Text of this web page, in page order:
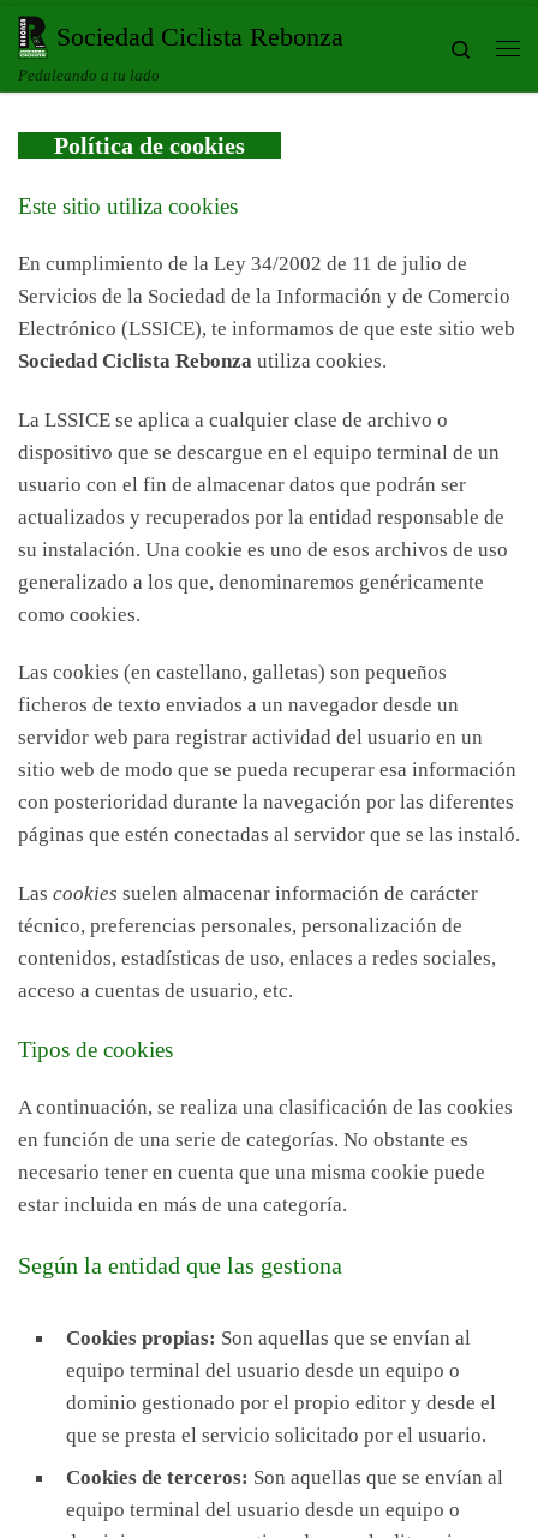
Saltar al contenido
Sociedad Ciclista Rebonza
Pedaleando a tu lado
Search
Política de cookies
Este sitio utiliza cookies
En cumplimiento de la Ley 34/2002 de 11 de julio de
Servicios de la Sociedad de la Información y de Comercio
Electrónico (LSSICE), te informamos de que este sitio web
Sociedad Ciclista Rebonza utiliza cookies.
La LSSICE se aplica a cualquier clase de archivo o
dispositivo que se descargue en el equipo terminal de un
usuario con el fin de almacenar datos que podrán ser
actualizados y recuperados por la entidad responsable de
su instalación. Una cookie es uno de esos archivos de uso
generalizado a los que, denominaremos genéricamente
como cookies.
Las cookies (en castellano, galletas) son pequeños
ficheros de texto enviados a un navegador desde un
servidor web para registrar actividad del usuario en un
sitio web de modo que se pueda recuperar esa información
con posterioridad durante la navegación por las diferentes
páginas que estén conectadas al servidor que se las instaló.
Las cookies suelen almacenar información de carácter
técnico, preferencias personales, personalización de
contenidos, estadísticas de uso, enlaces a redes sociales,
acceso a cuentas de usuario, etc.
Tipos de cookies
A continuación, se realiza una clasificación de las cookies
en función de una serie de categorías. No obstante es
necesario tener en cuenta que una misma cookie puede
estar incluida en más de una categoría.
Según la entidad que las gestiona
Cookies propias: Son aquellas que se envían al
equipo terminal del usuario desde un equipo o
dominio gestionado por el propio editor y desde el
que se presta el servicio solicitado por el usuario.
Cookies de terceros: Son aquellas que se envían al
equipo terminal del usuario desde un equipo o